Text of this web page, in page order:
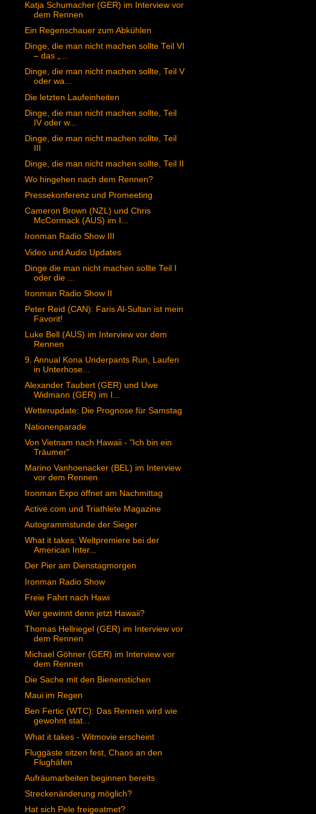
Katja Schumacher (GER) im Interview vor
dem Rennen
Ein Regenschauer zum Abkühlen
Dinge, die man nicht machen sollte Teil VI
– das „...
Dinge, die man nicht machen sollte, Teil V
oder wa...
Die letzten Laufeinheiten
Dinge, die man nicht machen sollte, Teil
IV oder w...
Dinge, die man nicht machen sollte, Teil
Dinge, die man nicht machen sollte, Teil II
Wo hingehen nach dem Rennen?
Pressekonferenz und Promeeting
Cameron Brown (NZL) und Chris
McCormack (AUS) im I...
Ironman Radio Show III
Video und Audio Updates
Dinge die man nicht machen sollte Teil I
oder die ...
Ironman Radio Show II
Peter Reid (CAN): Faris Al-Sultan ist mein
Favorit!
Luke Bell (AUS) im Interview vor dem
Rennen
9. Annual Kona Underpants Run, Laufen
in Unterhose...
Alexander Taubert (GER) und Uwe
Widmann (GER) im I...
Wetterupdate: Die Prognose für Samstag
Nationenparade
Von Vietnam nach Hawaii - "Ich bin ein
Träumer"
Marino Vanhoenacker (BEL) im Interview
vor dem Rennen
Ironman Expo öffnet am Nachmittag
Active.com und Triathlete Magazine
Autogrammstunde der Sieger
What it takes: Weltpremiere bei der
American Inter...
Der Pier am Dienstagmorgen
Ironman Radio Show
Freie Fahrt nach Hawi
Wer gewinnt denn jetzt Hawaii?
Thomas Hellriegel (GER) im Interview vor
dem Rennen
Michael Göhner (GER) im Interview vor
dem Rennen
Die Sache mit den Bienenstichen
Maui im Regen
Ben Fertic (WTC): Das Rennen wird wie
gewohnt stat...
What it takes - Witmovie erscheint
Fluggäste sitzen fest, Chaos an den
Flughäfen
Aufräumarbeiten beginnen bereits
Streckenänderung möglich?
Hat sich Pele freigeatmet?